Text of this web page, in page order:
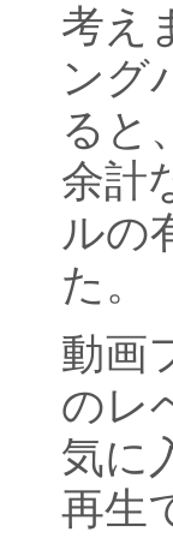
考え
ング
ると
余計
ルの
た。
動画
のレ
気に
再生